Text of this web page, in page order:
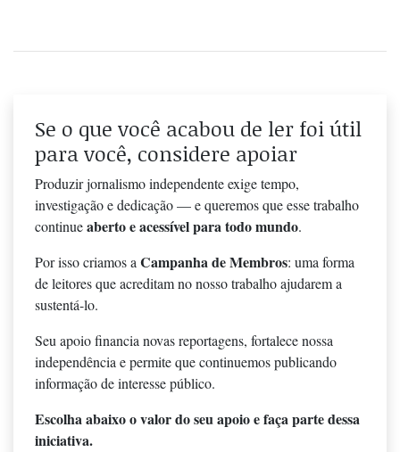
Se o que você acabou de ler foi útil
para você, considere apoiar
Produzir jornalismo independente exige tempo,
investigação e dedicação — e queremos que esse trabalho
continueaberto e acessível para todo mundo.
Por isso criamos aCampanha de Membros: uma forma
de leitores que acreditam no nosso trabalho ajudarem a
sustentá-lo.
Seu apoio financia novas reportagens, fortalece nossa
independência e permite que continuemos publicando
informação de interesse público.
Escolha abaixo o valor do seu apoio e faça parte dessa
iniciativa.